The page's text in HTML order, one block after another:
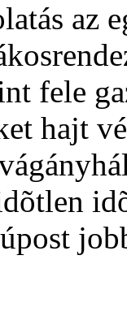
az
fele
hajt